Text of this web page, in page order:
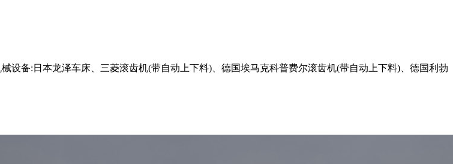
设备:日本龙泽车床、三菱滚齿机(带自动上下料)、德国埃马克科普费尔滚齿机(带自动上下料)、德国利勃